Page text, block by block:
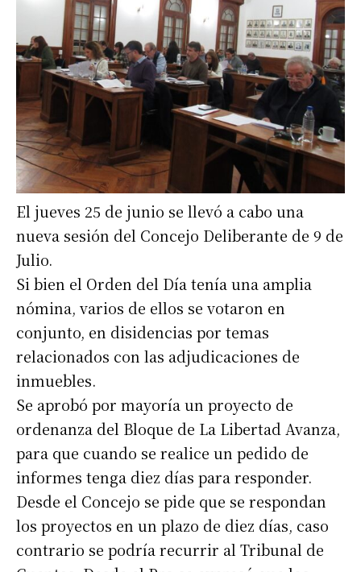
El jueves 25 de junio se llevó a cabo una
nueva sesión del Concejo Deliberante de 9 de
Julio.
Si bien el Orden del Día tenía una amplia
nómina, varios de ellos se votaron en
conjunto, en disidencias por temas
relacionados con las adjudicaciones de
inmuebles.
Se aprobó por mayoría un proyecto de
ordenanza del Bloque de La Libertad Avanza,
para que cuando se realice un pedido de
informes tenga diez días para responder.
Desde el Concejo se pide que se respondan
los proyectos en un plazo de diez días, caso
contrario se podría recurrir al Tribunal de